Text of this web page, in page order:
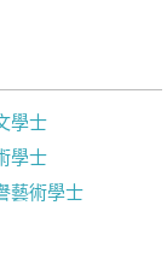
學士
學士
藝術學士